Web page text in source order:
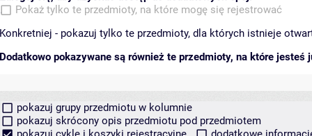
Pokaż tylko te przedmioty, na które mogę się rejestrować
Konkretniej - pokazuj tylko te przedmioty, dla których istnieje
Dodatkowo pokazywane są również te przedmioty, na które jesteś
pokazuj grupy przedmiotu w kolumnie
pokazuj skrócony opis przedmiotu pod przedmiotem